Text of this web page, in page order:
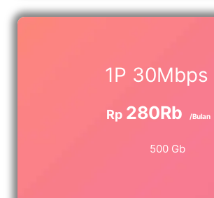
1P 30Mbps
Rp 280Rb /Bulan
500 Gb